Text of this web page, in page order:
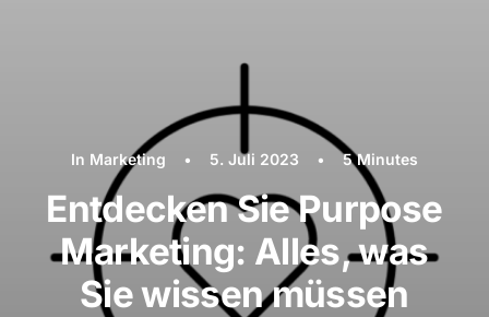
In Marketing • 5. Juli 2023 • 5 Minutes
Entdecken Sie Purpose
Marketing: Alles, was
Sie wissen müssen